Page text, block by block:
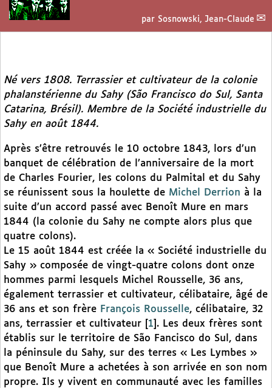
par Sosnowski, Jean-Claude
Né vers 1808. Terrassier et cultivateur de la colonie
phalanstérienne du Sahy (São Francisco do Sul, Santa
Catarina, Brésil). Membre de la Société industrielle du
Sahy en août 1844.
Après s’être retrouvés le 10 octobre 1843, lors d’un
banquet de célébration de l’anniversaire de la mort
de Charles Fourier, les colons du Palmital et du Sahy
se réunissent sous la houlette de Michel Derrion à la
suite d’un accord passé avec Benoît Mure en mars
1844 (la colonie du Sahy ne compte alors plus que
quatre colons).
Le 15 août 1844 est créée la « Société industrielle du
Sahy » composée de vingt-quatre colons dont onze
hommes parmi lesquels Michel Rousselle, 36 ans,
également terrassier et cultivateur, célibataire, âgé de
36 ans et son frère François Rousselle, célibataire, 32
ans, terrassier et cultivateur
1 . Les deux frères sont
établis sur le territoire de São Fancisco do Sul, dans
la péninsule du Sahy, sur des terres « Les Lymbes »
que Benoît Mure a achetées à son arrivée en son nom
propre. Ils y vivent en communauté avec les familles